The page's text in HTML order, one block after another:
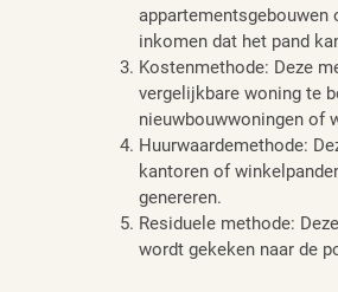
appartementsgebouwen
inkomen dat het pand
Kostenmethode: Deze
vergelijkbare woning te
nieuwbouwwoningen of
Huurwaardemethode:
kantoren of
genereren.
Residuele methode:
wordt gekeken naar de